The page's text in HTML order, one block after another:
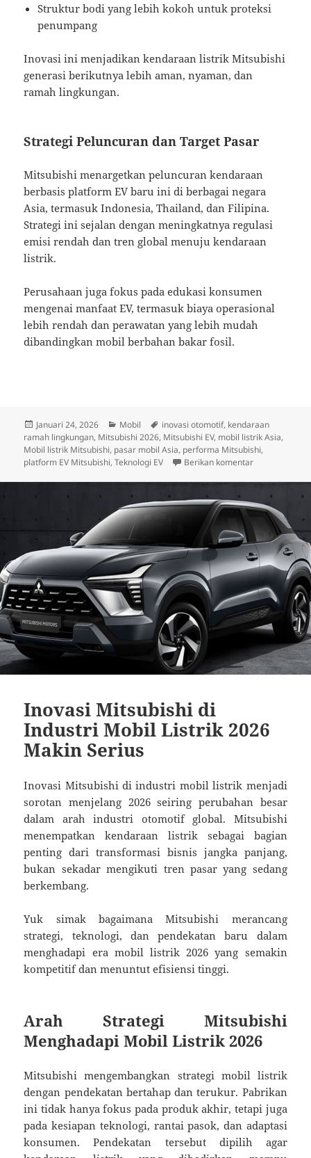
Struktur bodi yang lebih kokoh untuk proteksi
penumpang
Inovasi ini menjadikan kendaraan listrik Mitsubishi
generasi berikutnya lebih aman, nyaman, dan
ramah lingkungan.
Strategi Peluncuran dan Target Pasar
Mitsubishi menargetkan peluncuran kendaraan
berbasis platform EV baru ini di berbagai negara
Asia, termasuk Indonesia, Thailand, dan Filipina.
Strategi ini sejalan dengan meningkatnya regulasi
emisi rendah dan tren global menuju kendaraan
listrik.
Perusahaan juga fokus pada edukasi konsumen
mengenai manfaat EV, termasuk biaya operasional
lebih rendah dan perawatan yang lebih mudah
dibandingkan mobil berbahan bakar fosil.
Diposkan
pada
Januari 24, 2026 Kategori
Mobil Tag
inovasi otomotif, kendaraan
ramah lingkungan, Mitsubishi 2026, Mitsubishi EV, mobil listrik Asia,
Mobil listrik Mitsubishi, pasar mobil Asia, performa Mitsubishi,
platform EV Mitsubishi,Teknologi EV Berikan komentaruntuk
Inovasi Mitsubishi di
Industri Mobil Listrik 2026
Makin Serius
Inovasi Mitsubishi di industri mobil listrik menjadi
sorotan menjelang 2026 seiring perubahan besar
dalam arah industri otomotif global. Mitsubishi
menempatkan kendaraan listrik sebagai bagian
penting dari transformasi bisnis jangka panjang,
bukan sekadar mengikuti tren pasar yang sedang
berkembang.
Yuk simak bagaimana Mitsubishi merancang
strategi, teknologi, dan pendekatan baru dalam
menghadapi era mobil listrik 2026 yang semakin
kompetitif dan menuntut efisiensi tinggi.
Arah Strategi Mitsubishi
Menghadapi Mobil Listrik 2026
Mitsubishi mengembangkan strategi mobil listrik
dengan pendekatan bertahap dan terukur. Pabrikan
ini tidak hanya fokus pada produk akhir, tetapi juga
pada kesiapan teknologi, rantai pasok, dan adaptasi
konsumen. Pendekatan tersebut dipilih agar